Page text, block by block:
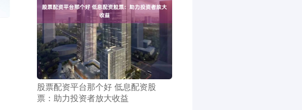
股票配资平台那个好 低息配资股
票：助力投资者放大收益